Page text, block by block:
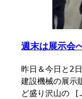
週末は展示会
昨日＆今日と2
建設機械の展示
ど盛り沢山の